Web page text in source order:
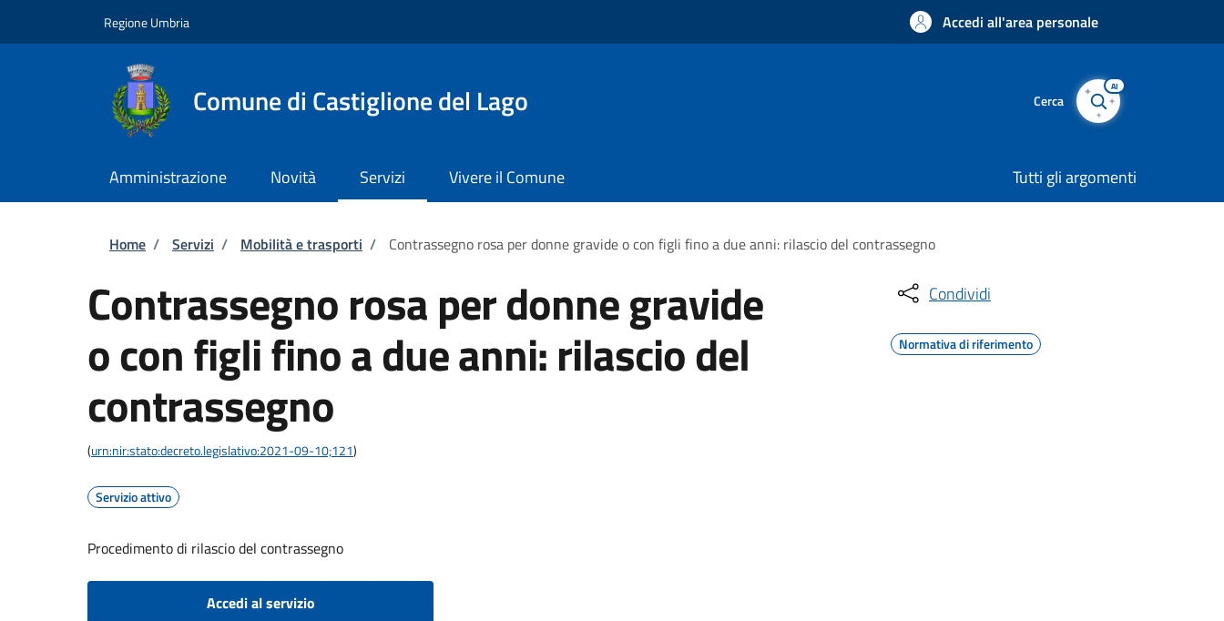
Regione Umbria Accedi all'area personale
Comune di Castiglione del Lago Cerca
AI
Amministrazione Novità Servizi Vivere il Comune Tutti gli argomenti
Briciole di pane
Home / Servizi / Mobilità e trasporti / Contrassegno rosa per donne gravide o con figli fino a due anni: rilascio del contrassegno
Contrassegno rosa per donne gravide
o con figli fino a due anni: rilascio del
contrassegno
(urn:nir:stato:decreto.legislativo:2021-09-10;121)
Servizio attivo
Procedimento di rilascio del contrassegno
Accedi al servizio
Condividi
Normativa di riferimento